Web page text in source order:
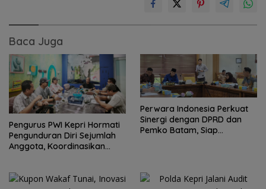
Baca Juga
Pengurus PWI Kepri Hormati
Pengunduran Diri Sejumlah
Anggota, Koordinasikan
Perwara Indonesia Perkuat
Sinergi dengan DPRD dan
Pemko Batam, Siap